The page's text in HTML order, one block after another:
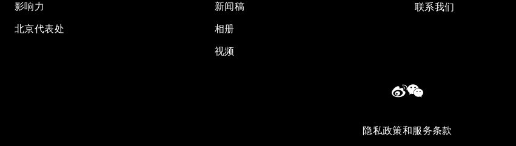
影响力
北京代表处
新闻稿
相册
视频
联系我们
隐私政策和服务条款